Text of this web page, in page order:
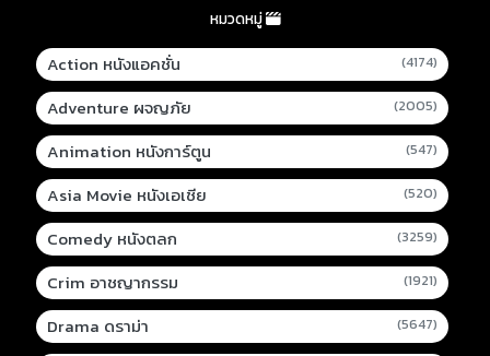
หมวดหมู่
Action หนังแอคชั่น (4174)
Adventure ผจญภัย (2005)
Animation หนังการ์ตูน (547)
Asia Movie หนังเอเชีย (520)
Comedy หนังตลก (3259)
Crim อาชญากรรม (1921)
Drama ดราม่า (5647)